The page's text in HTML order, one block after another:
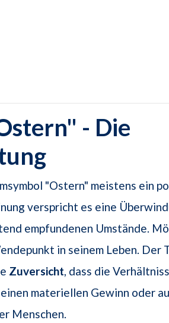
- Die
"Ostern" meistens ein
verspricht es eine
empfundenen Umstände.
in seinem Leben. Der
Zuversicht, dass die
materiellen Gewinn oder
Menschen.